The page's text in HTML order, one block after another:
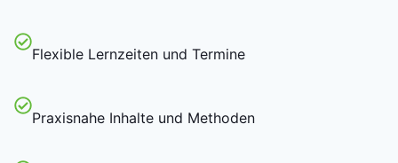
Flexible Lernzeiten und Termine
Praxisnahe Inhalte und Methoden